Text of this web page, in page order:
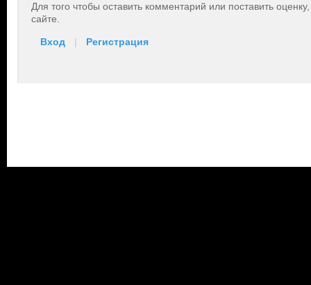
Для того чтобы оставить комментарий или поставить
сайте.
Вход | Регистрация